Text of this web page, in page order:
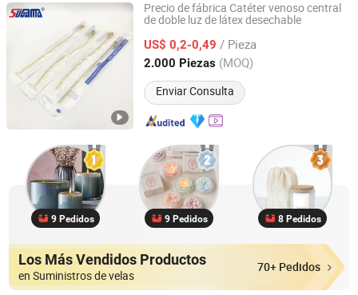
Precio de fábrica Catéter venoso central
de doble luz de látex desechable
US$ 0,2-0,49 / Pieza
2.000 Piezas (MOQ)
Enviar Consulta
Yangzhou Super Union Import & Export Co., Ltd.
Jiangsu, China Desde 2020
9 Pedidos 9 Pedidos 8 Pedidos
Los Más Vendidos Productos
en Suministros de velas
70+ Pedidos